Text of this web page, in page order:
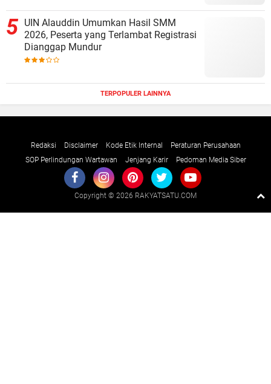
UIN Alauddin Umumkan Hasil SMM
2026, Peserta yang Terlambat Registrasi
Dianggap Mundur
TERPOPULER LAINNYA
Redaksi Disclaimer Kode Etik Internal
Peraturan Perusahaan
SOP Perlindungan Wartawan
Jenjang Karir Pedoman Media Siber
Copyright © 2026 RAKYATSATU.COM
Raushan